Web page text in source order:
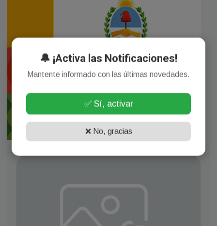
🔔 ¡Activa las Notificaciones!
Mantente informado con las últimas novedades.
✅ Sí, activar
❌ No, gracias